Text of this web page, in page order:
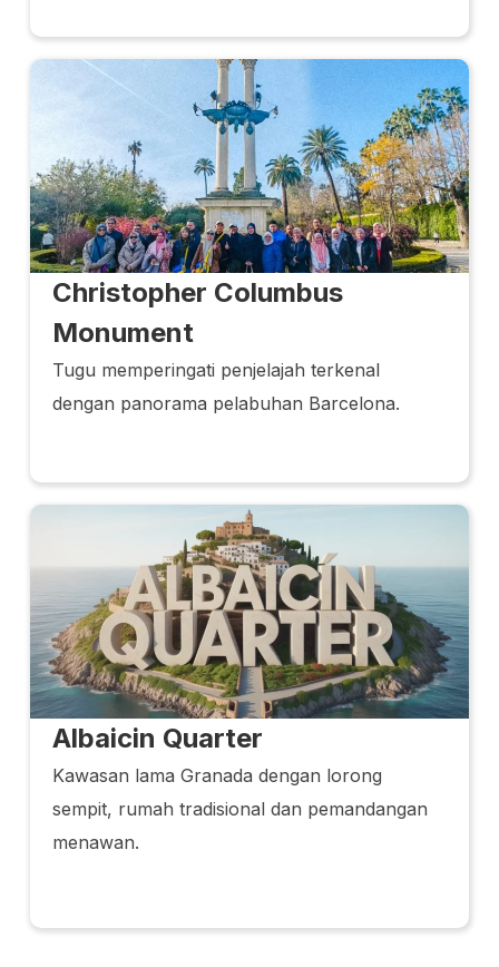
Christopher Columbus
Monument
Tugu memperingati penjelajah terkenal
dengan panorama pelabuhan Barcelona.
Albaicin Quarter
Kawasan lama Granada dengan lorong
sempit, rumah tradisional dan pemandangan
menawan.